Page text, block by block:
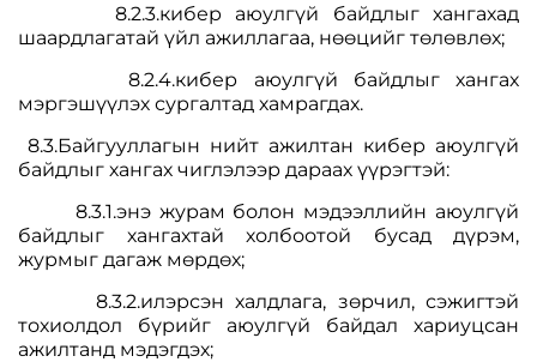
8.2.3.кибер аюулгүй байдлыг хангахад
шаардлагатай үйл ажиллагаа, нөөцийг төлөвлөх;
8.2.4.кибер аюулгүй байдлыг хангах
мэргэшүүлэх сургалтад хамрагдах.
8.3.Байгууллагын нийт ажилтан кибер аюулгүй
байдлыг хангах чиглэлээр дараах үүрэгтэй:
8.3.1.энэ журам болон мэдээллийн аюулгүй
байдлыг хангахтай холбоотой бусад дүрэм,
журмыг дагаж мөрдөх;
8.3.2.илэрсэн халдлага, зөрчил, сэжигтэй
тохиолдол бүрийг аюулгүй байдал хариуцсан
ажилтанд мэдэгдэх;